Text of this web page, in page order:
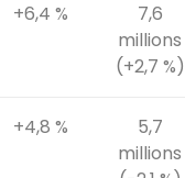
+6,4 %
7,6
millions
(+2,7 %)
+4,8 %
5,7
millions